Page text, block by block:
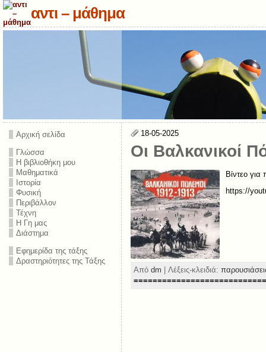
αντι – μάθημα
Αρχική σελίδα
Γλώσσα
Η βιβλιοθήκη μου
Μαθηματικά
Ιστορία
Φυσική
Περιβάλλον
Τέχνη
Η Γη μας
Διάστημα
Εφημερίδα της τάξης
Δραστηριότητες της Τάξης
18-05-2025
Οι Βαλκανικοί
Βίντεο
https://
Από dm | Λέξεις-κλειδιά: